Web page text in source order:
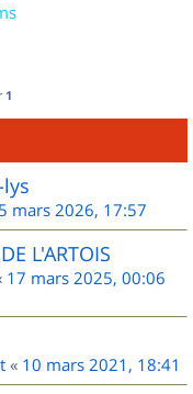
1
mars 2026, 17:57
L'ARTOIS
17 mars 2025, 00:06
« 10 mars 2021, 18:41